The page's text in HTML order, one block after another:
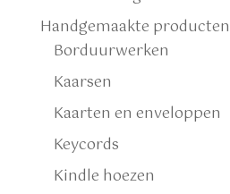
Handgemaakte producten
Borduurwerken
Kaarsen
Kaarten en enveloppen
Keycords
Kindle hoezen